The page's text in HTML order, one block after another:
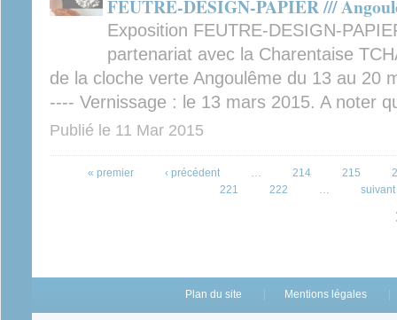
FEUTRE-DESIGN-PAPIER ///
Exposition FEUTRE-DESIGN-
partenariat avec la Charentaise
de la cloche verte Angoulême du 13 au 20
---- Vernissage : le 13 mars 2015. A noter
Publié le 11 Mar 2015
« premier ‹ précédent … 214 215
221
222 … suivant
Plan du site Mentions légales